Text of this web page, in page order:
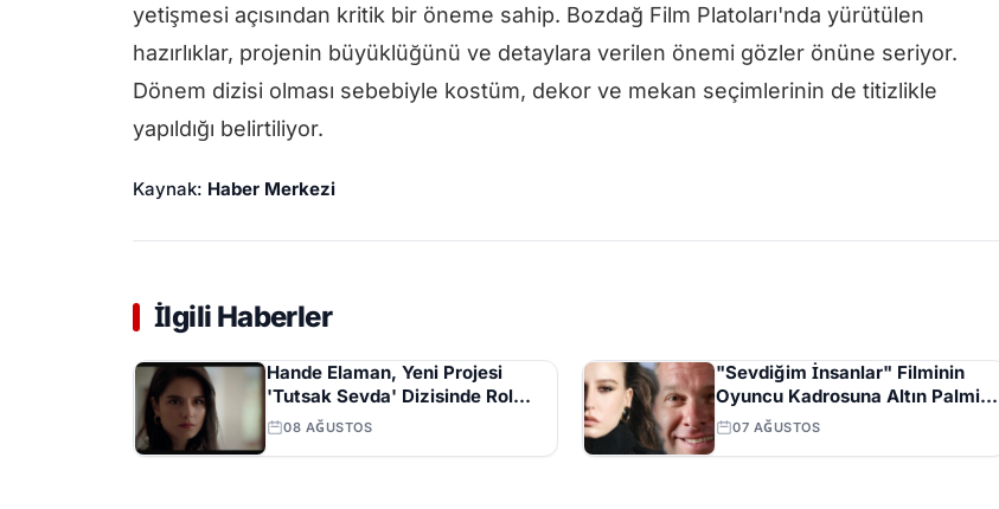
yetişmesi açısından kritik bir öneme sahip. Bozdağ Film Platoları'nda yürütülen
hazırlıklar, projenin büyüklüğünü ve detaylara verilen önemi gözler önüne seriyor.
Dönem dizisi olması sebebiyle kostüm, dekor ve mekan seçimlerinin de titizlikle
yapıldığı belirtiliyor.
Kaynak: Haber Merkezi
İlgili Haberler
Hande Elaman, Yeni Projesi
'Tutsak Sevda' Dizisinde Rol
Alacak
08 AĞUSTOS
"Sevdiğim İnsanlar" Filminin
Oyuncu Kadrosuna Altın Palmiye
Ödüllü Vlad Ivanov Katıldı
07 AĞUSTOS